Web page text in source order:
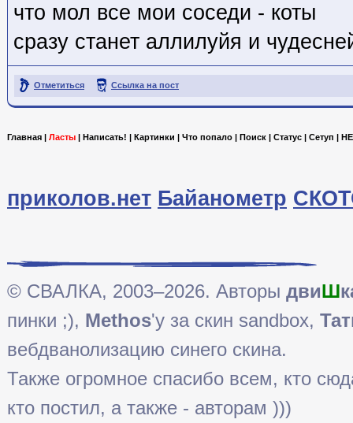
что мол все мои соседи - коты
сразу станет аллилуйя и
Отметиться Ссылка на пост
Главная | Ласты | Написать! | Картинки | Что попало | Поиск | Статус | Сетуп |
приколов.нет Байанометр
© СВАЛКА, 2003–2026. Авторы двиШ
пинки ;), Methos'у за скин sandbox,
вебдванолизацию синего скина.
Также огромное спасибо всем, кто
кто постил, а также - авторам )))